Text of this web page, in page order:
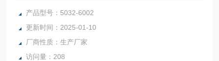
产品型号：5032-6002
更新时间：2025-01-10
厂商性质：生产厂家
访问量：208